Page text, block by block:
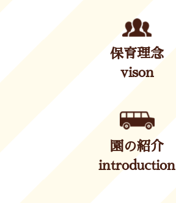
保育理念
vison
園の紹介
introduction